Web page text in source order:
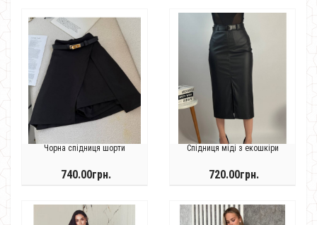
Чорна спідниця шорти
740.00грн.
Спідниця міді з екошкіри
720.00грн.